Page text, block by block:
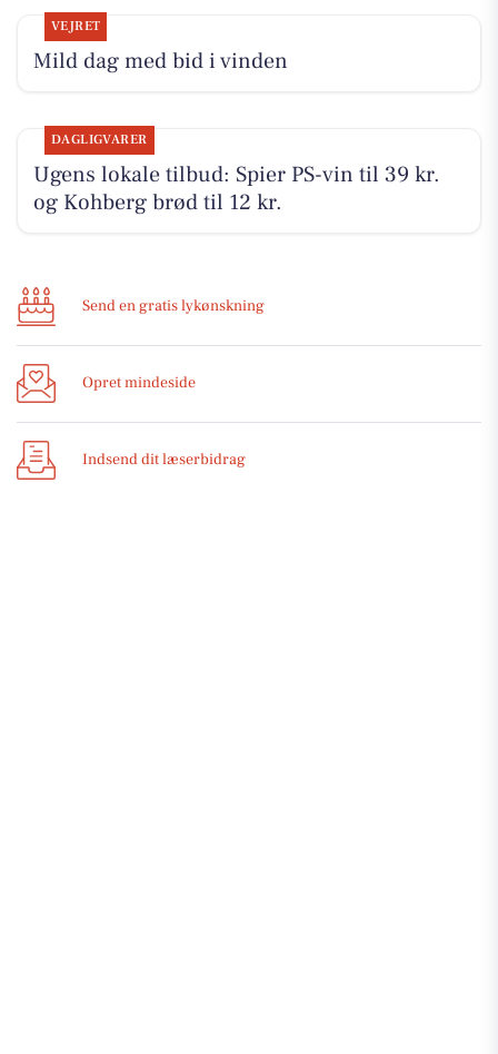
VEJRET
Mild dag med bid i vinden
DAGLIGVARER
Ugens lokale tilbud: Spier PS-vin til 39 kr.
og Kohberg brød til 12 kr.
Send en gratis lykønskning
Opret mindeside
Indsend dit læserbidrag